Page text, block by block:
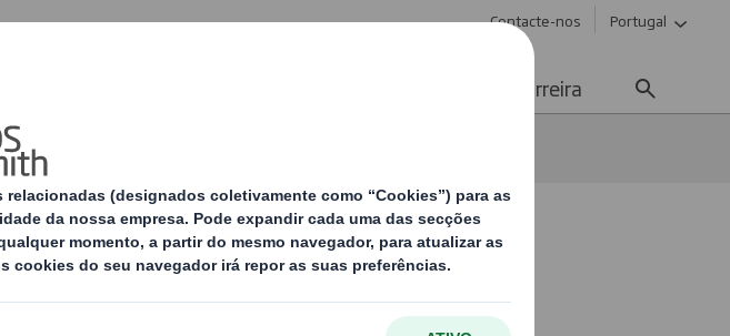
Contacte-nos Portugal
Carreira